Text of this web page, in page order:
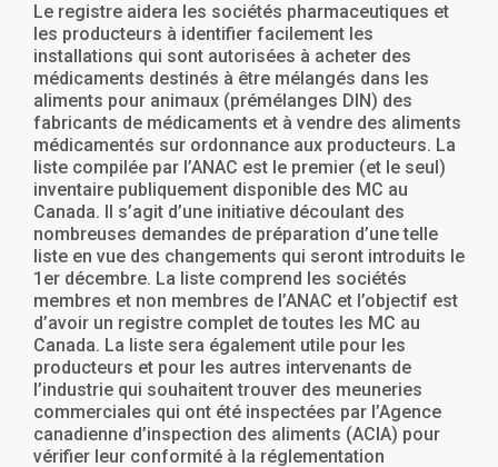
Le registre aidera les sociétés pharmaceutiques et
les producteurs à identifier facilement les
installations qui sont autorisées à acheter des
médicaments destinés à être mélangés dans les
aliments pour animaux (prémélanges DIN) des
fabricants de médicaments et à vendre des aliments
médicamentés sur ordonnance aux producteurs. La
liste compilée par l’ANAC est le premier (et le seul)
inventaire publiquement disponible des MC au
Canada. Il s’agit d’une initiative découlant des
nombreuses demandes de préparation d’une telle
liste en vue des changements qui seront introduits le
1er décembre. La liste comprend les sociétés
membres et non membres de l’ANAC et l’objectif est
d’avoir un registre complet de toutes les MC au
Canada. La liste sera également utile pour les
producteurs et pour les autres intervenants de
l’industrie qui souhaitent trouver des meuneries
commerciales qui ont été inspectées par l’Agence
canadienne d’inspection des aliments (ACIA) pour
vérifier leur conformité à la réglementation